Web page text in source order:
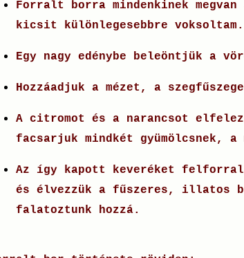
Forralt borra mindenkinek
kicsit különlegesebbre voksoltam.
Egy nagy edénybe beleöntjük a
Hozzáadjuk a mézet, a
A citromot és a narancsot
facsarjuk mindkét gyümölcsnek,
Az így kapott keveréket
és élvezzük a fűszeres, illatos
falatoztunk hozzá.